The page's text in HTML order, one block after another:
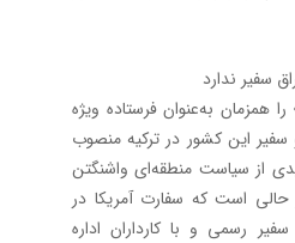
همزمان به‌عنوان فرستاده ویژه
سفیر این کشور در ترکیه منصوب
از سیاست منطقه‌ای واشنگتن
است که سفارت آمریکا در
سفیر رسمی و با کارداران اداره